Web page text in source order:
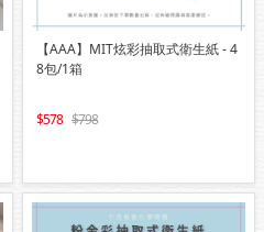
【AAA】MIT炫彩抽取式衛生紙 - 4
8包/1箱
578 798